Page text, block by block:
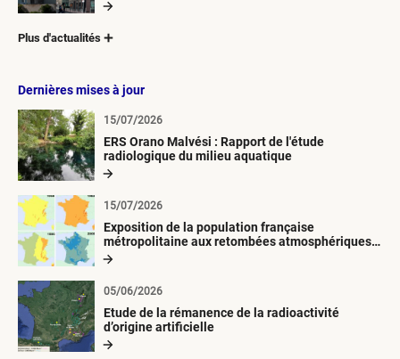
Plus d'actualités
Dernières mises à jour
ERS Orano Malvési : Rapport de l'étude
radiologique du milieu aquatique
15/07/2026
Exposition de la population française
métropolitaine aux retombées atmosphériques
radioactives depuis 1945
15/07/2026
Etude de la rémanence de la radioactivité
d’origine artificielle
05/06/2026